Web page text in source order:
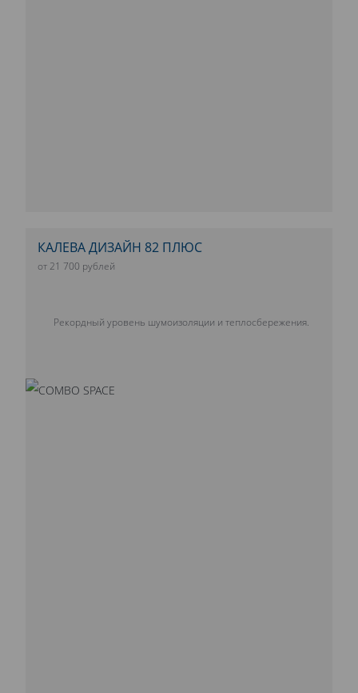
КАЛЕВА ДИЗАЙН 82 ПЛЮС
от 21 700 рублей
Рекордный уровень шумоизоляции и теплосбережения.